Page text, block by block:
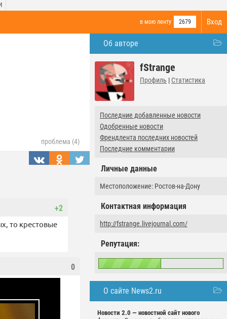
Вход
в мою ленту 2679
Об авторе
fStrange
Профиль | Статистика
Последние добавленные новости
Одобренные новости
Френдлента последних новостей
Последние комментарии
Личные данные
Местоположение: Ростов-на-Дону
Контактная информация
http://fstrange.livejournal.com/
Репутация:
О сайте News2.ru
Новости 2.0 — новостной сайт нового
проблема (4)
+2
то крестовые
0